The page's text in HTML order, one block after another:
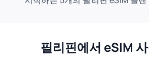
필리핀에서 eSIM